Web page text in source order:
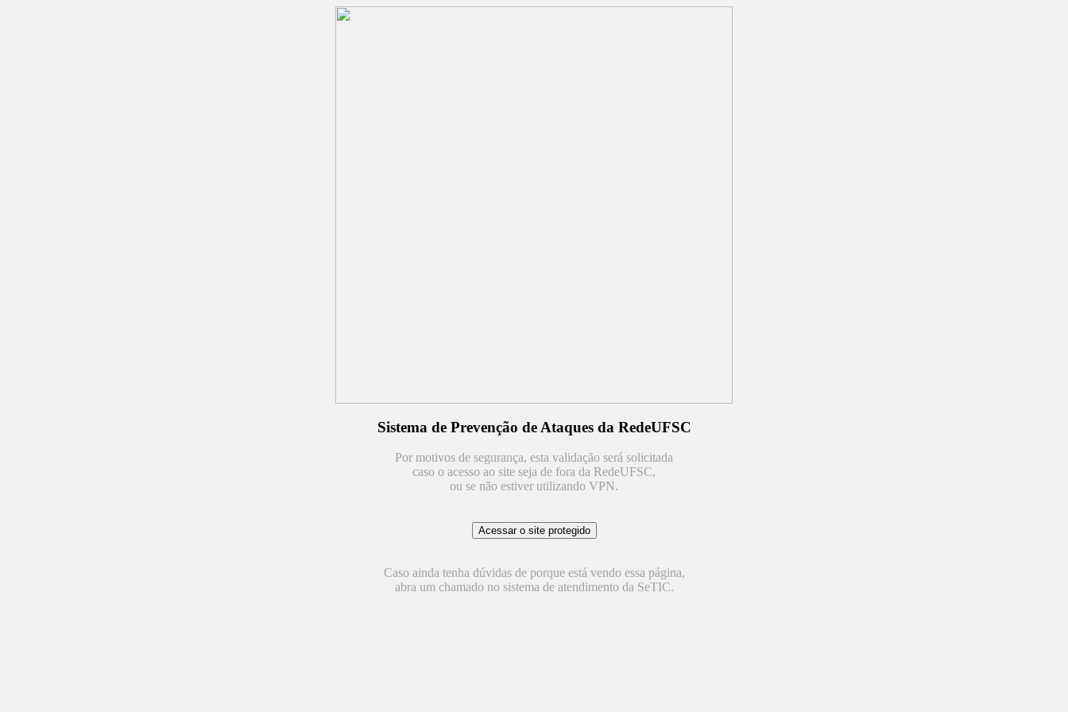
Sistema de Prevenção de Ataques da RedeUFSC
Por motivos de segurança, esta validação será solicitada
caso o acesso ao site seja de fora da RedeUFSC,
ou se não estiver utilizando VPN.
Caso ainda tenha dúvidas de porque está vendo essa página,
abra um chamado no sistema de atendimento da SeTIC.